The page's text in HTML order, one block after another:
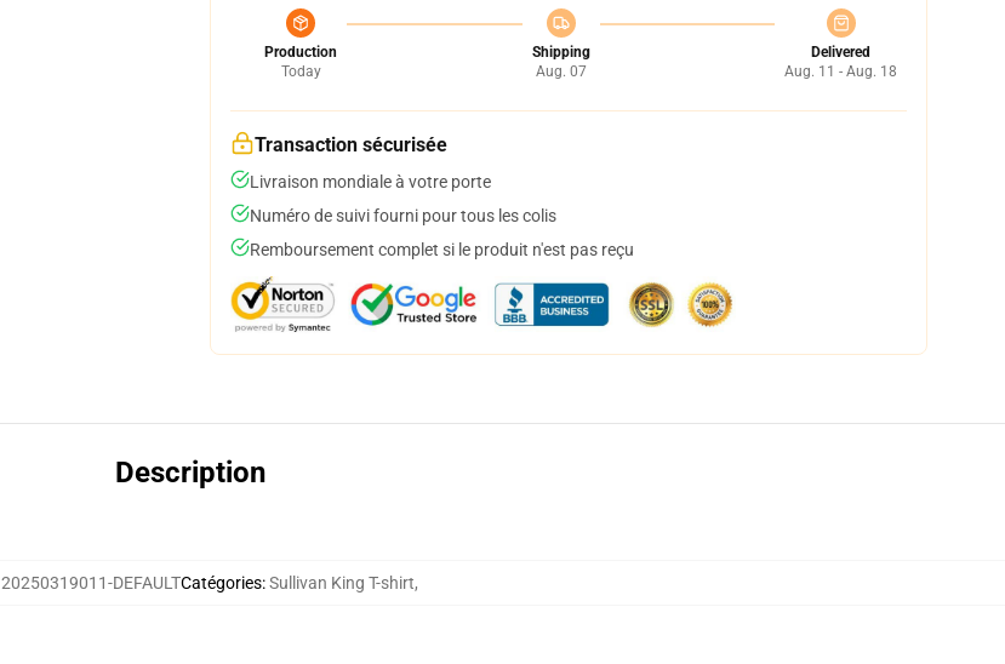
Production
Today
Shipping
Aug. 07
Delivered
Aug. 11 - Aug. 18
Transaction sécurisée
Livraison mondiale à votre porte
Numéro de suivi fourni pour tous les colis
Remboursement complet si le produit n'est pas reçu
Description
20250319011-DEFAULTCatégories:Sullivan King T-shirt,